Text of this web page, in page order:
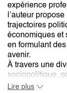
expérience
l’auteur
trajectoires
économiques et
en formulant
avenir.
À travers une
sociopolitique,
Lire plus